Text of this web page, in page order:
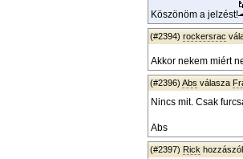
Köszönöm a jelzést!
(#2394) rockersrac
Akkor nekem miért
(#2396) Abs válasza
Nincs mit. Csak
Abs
(#2397) Rick